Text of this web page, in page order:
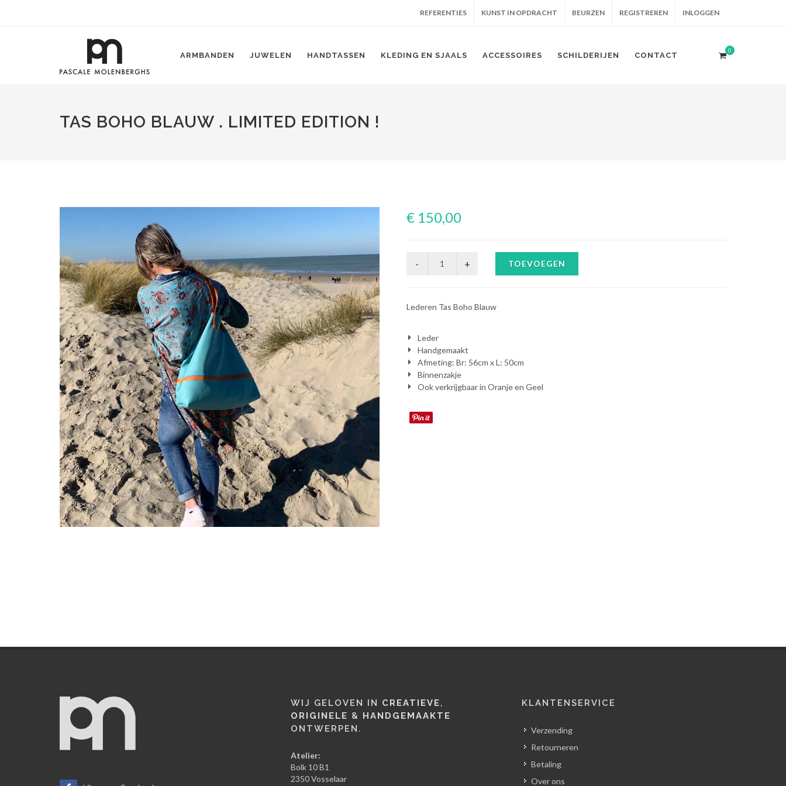
REFERENTIES KUNST IN OPDRACHT BEURZEN REGISTREREN INLOGGEN
ARMBANDEN JUWELEN HANDTASSEN KLEDING EN SJAALS ACCESSOIRES SCHILDERIJEN CONTACT
0
TAS BOHO BLAUW . LIMITED EDITION !
€ 150,00
TOEVOEGEN
Lederen Tas Boho Blauw
Leder
Handgemaakt
Afmeting: Br: 56cm x L: 50cm
Binnenzakje
Ook verkrijgbaar in Oranje en Geel
WIJ GELOVEN IN CREATIEVE,
ORIGINELE & HANDGEMAAKTE
ONTWERPEN.
Atelier:
Bolk 10 B1
2350 Vosselaar
KLANTENSERVICE
Verzending
Retourneren
Betaling
Over ons